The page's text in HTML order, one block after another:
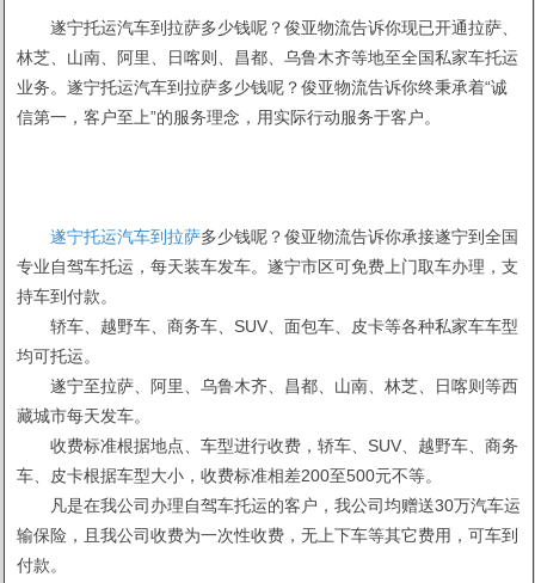
1
遂宁托运汽车到拉萨多少钱呢？俊亚物流告诉你现已开通拉萨、
林芝、山南、阿里、日喀则、昌都、乌鲁木齐等地至全国私家车托运
业务。遂宁托运汽车到拉萨多少钱呢？俊亚物流告诉你终秉承着“诚
信第一，客户至上”的服务理念，用实际行动服务于客户。
遂宁托运汽车到拉萨多少钱呢？俊亚物流告诉你承接遂宁到全国
专业自驾车托运，每天装车发车。遂宁市区可免费上门取车办理，支
持车到付款。
轿车、越野车、商务车、SUV、面包车、皮卡等各种私家车车型
均可托运。
遂宁至拉萨、阿里、乌鲁木齐、昌都、山南、林芝、日喀则等西
藏城市每天发车。
收费标准根据地点、车型进行收费，轿车、SUV、越野车、商务
车、皮卡根据车型大小，收费标准相差200至500元不等。
凡是在我公司办理自驾车托运的客户，我公司均赠送30万汽车运
输保险，且我公司收费为一次性收费，无上下车等其它费用，可车到
付款。